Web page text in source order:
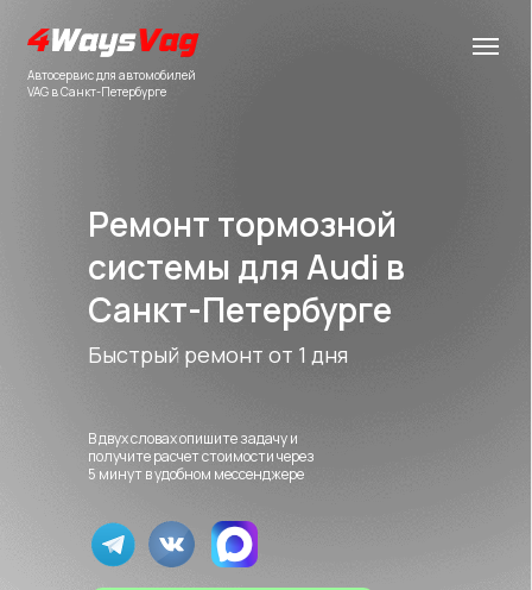
Ремонт тормозной
системы для Audi в
Санкт-Петербурге
Быстрый ремонт от 1 дня
В двух словах опишите задачу и
получите расчет стоимости через
5 минут в удобном мессенджере
Автосервис для автомобилей
VAG в Санкт-Петербурге